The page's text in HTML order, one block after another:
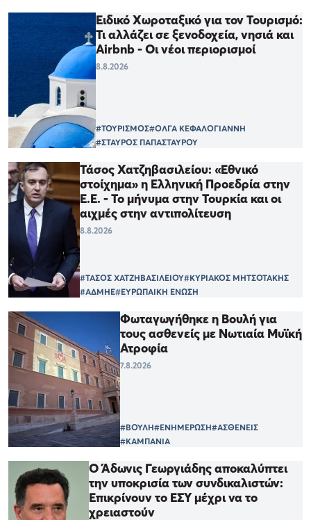
Ειδικό Χωροταξικό για τον Τουρισμό:
Τι αλλάζει σε ξενοδοχεία, νησιά και
Airbnb - Οι νέοι περιορισμοί
8.8.2026
#ΤΟΥΡΙΣΜΟΣ#ΟΛΓΑ ΚΕΦΑΛΟΓΙΑΝΝΗ
#ΣΤΑΥΡΟΣ ΠΑΠΑΣΤΑΥΡΟΥ
Τάσος Χατζηβασιλείου: «Εθνικό
στοίχημα» η Ελληνική Προεδρία στην
Ε.Ε. - Το μήνυμα στην Τουρκία και οι
αιχμές στην αντιπολίτευση
8.8.2026
#ΤΑΣΟΣ ΧΑΤΖΗΒΑΣΙΛΕΙΟΥ#ΚΥΡΙΑΚΟΣ ΜΗΤΣΟΤΑΚΗΣ
#ΑΔΜΗΕ#ΕΥΡΩΠΑΙΚΗ ΕΝΩΣΗ
Φωταγωγήθηκε η Βουλή για
τους ασθενείς με Νωτιαία Μυϊκή
Ατροφία
7.8.2026
#ΒΟΥΛΗ#ΕΝΗΜΕΡΩΣΗ#ΑΣΘΕΝΕΙΣ
#ΚΑΜΠΑΝΙΑ
Ο Άδωνις Γεωργιάδης αποκαλύπτει
την υποκρισία των συνδικαλιστών:
Επικρίνουν το ΕΣΥ μέχρι να το
χρειαστούν